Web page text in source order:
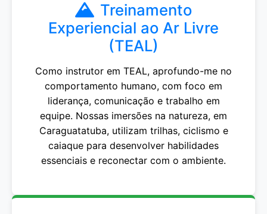
Treinamento
Experiencial ao Ar Livre
(TEAL)
Como instrutor em TEAL, aprofundo-me no
comportamento humano, com foco em
liderança, comunicação e trabalho em
equipe. Nossas imersões na natureza, em
Caraguatatuba, utilizam trilhas, ciclismo e
caiaque para desenvolver habilidades
essenciais e reconectar com o ambiente.